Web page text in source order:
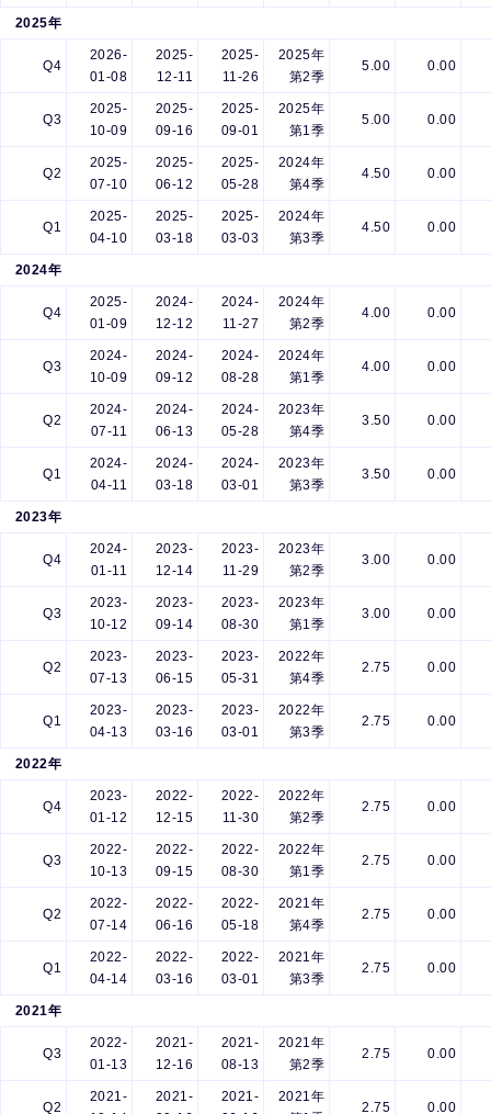
2025年
Q4
2026-
01-08
2025-
12-11
2025-
11-26
2025年
第2季
5.00 0.00
Q3
2025-
10-09
2025-
09-16
2025-
09-01
2025年
第1季
5.00 0.00
Q2
2025-
07-10
2025-
06-12
2025-
05-28
2024年
第4季
4.50 0.00
Q1
2025-
04-10
2025-
03-18
2025-
03-03
2024年
第3季
4.50 0.00
2024年
Q4
2025-
01-09
2024-
12-12
2024-
11-27
2024年
第2季
4.00 0.00
Q3
2024-
10-09
2024-
09-12
2024-
08-28
2024年
第1季
4.00 0.00
Q2
2024-
07-11
2024-
06-13
2024-
05-28
2023年
第4季
3.50 0.00
Q1
2024-
04-11
2024-
03-18
2024-
03-01
2023年
第3季
3.50 0.00
2023年
Q4
2024-
01-11
2023-
12-14
2023-
11-29
2023年
第2季
3.00 0.00
Q3
2023-
10-12
2023-
09-14
2023-
08-30
2023年
第1季
3.00 0.00
Q2
2023-
07-13
2023-
06-15
2023-
05-31
2022年
第4季
2.75 0.00
Q1
2023-
04-13
2023-
03-16
2023-
03-01
2022年
第3季
2.75 0.00
2022年
Q4
2023-
01-12
2022-
12-15
2022-
11-30
2022年
第2季
2.75 0.00
Q3
2022-
10-13
2022-
09-15
2022-
08-30
2022年
第1季
2.75 0.00
Q2
2022-
07-14
2022-
06-16
2022-
05-18
2021年
第4季
2.75 0.00
Q1
2022-
04-14
2022-
03-16
2022-
03-01
2021年
第3季
2.75 0.00
2021年
Q3
2022-
01-13
2021-
12-16
2021-
08-13
2021年
第2季
2.75 0.00
Q2
2021-
2021-
2021-
2021年
2.75 0.00